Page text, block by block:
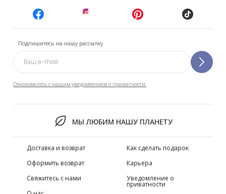
Подпишитесь на нашу рассылку
Ознакомьтесь с нашим уведомлением о приватности.
МЫ ЛЮБИМ НАШУ ПЛАНЕТУ
Доставка и возврат
Оформить возврат
Свяжитесь с нами
Как сделать подарок
Карьера
Уведомление о
приватности